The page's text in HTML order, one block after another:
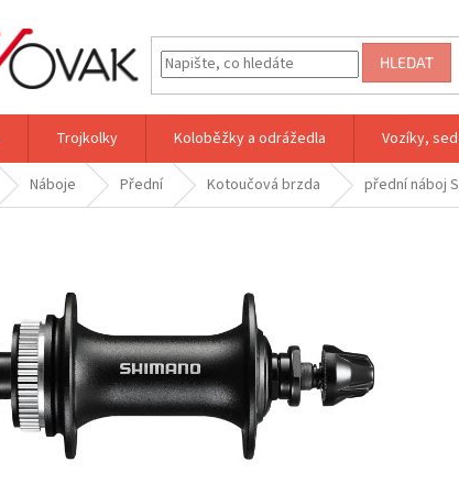
HLEDAT
Trojkolky Koloběžky a odrážedla Vozíky,
Náboje Přední Kotoučová brzda
přední náboj